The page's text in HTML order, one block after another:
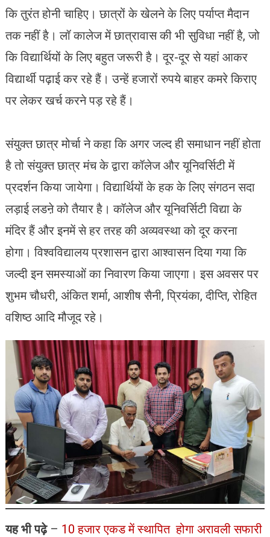
कि तुरंत होनी चाहिए। छात्रों के खेलने के लिए पर्याप्त मैदान
तक नहीं है। लॉ कालेज में छात्रावास की भी सुविधा नहीं है, जो
कि विद्यार्थियों के लिए बहुत जरूरी है। दूर-दूर से यहां आकर
विद्यार्थी पढ़ाई कर रहे हैं। उन्हें हजारों रुपये बाहर कमरे किराए
पर लेकर खर्च करने पड़ रहे हैं।
संयुक्त छात्र मोर्चा ने कहा कि अगर जल्द ही समाधान नहीं होता
है तो संयुक्त छात्र मंच के द्वारा कॉलेज और यूनिवर्सिटी में
प्रदर्शन किया जायेगा। विद्यार्थियों के हक के लिए संगठन सदा
लड़ाई लडऩे को तैयार है। कॉलेज और यूनिवर्सिटी विद्या के
मंदिर हैं और इनमें से हर तरह की अव्यवस्था को दूर करना
होगा। विश्वविद्यालय प्रशासन द्वारा आश्वासन दिया गया कि
जल्दी इन समस्याओं का निवारण किया जाएगा। इस अवसर पर
शुभम चौधरी, अंकित शर्मा, आशीष सैनी, प्रियंका, दीप्ति, रोहित
वशिष्ठ आदि मौजूद रहे।
यह भी पढ़े – 10 हजार एकड में स्थापित होगा अरावली सफारी